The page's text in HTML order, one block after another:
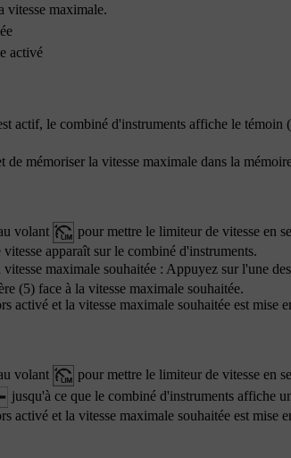
vitesse maximale.
activé
actif, le combiné d'instruments affiche le témoin
de mémoriser la vitesse maximale dans la
volant
pour mettre le limiteur de vitesse en
apparaît sur le combiné d'instruments.
maximale souhaitée : Appuyez sur l'une
(5) face à la vitesse maximale souhaitée.
activé et la vitesse maximale souhaitée est mise
volant
pour mettre le limiteur de vitesse en
jusqu'à ce que le combiné d'instruments affiche
activé et la vitesse maximale souhaitée est mise